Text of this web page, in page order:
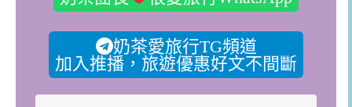
奶茶愛旅行TG頻道
加入推播，旅遊優惠好文不間斷